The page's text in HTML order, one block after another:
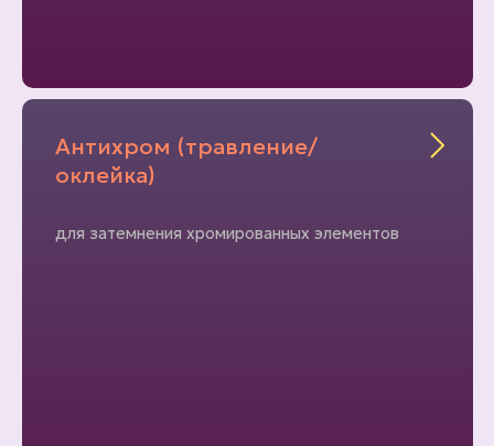
Антихром (травление/
оклейка)
для затемнения хромированных элементов